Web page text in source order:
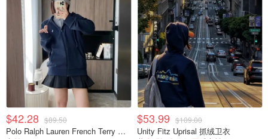
$42.28 $89.50
Polo Ralph Lauren French Terry 女童连帽卫衣 7-16码
$53.99 $109.00
Unity Fitz Uprisal 抓绒卫衣